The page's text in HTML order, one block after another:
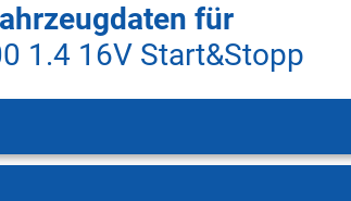
für
1.4 16V Start&Stopp